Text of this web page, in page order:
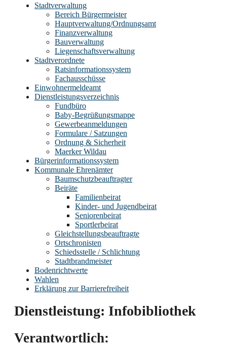
Stadtverwaltung
Bereich Bürgermeister
Hauptverwaltung/Ordnungsamt
Finanzverwaltung
Bauverwaltung
Liegenschaftsverwaltung
Stadtverordnete
Ratsinformationssystem
Fachausschüsse
Einwohnermeldeamt
Dienstleistungsverzeichnis
Fundbüro
Baby-Begrüßungsmappe
Gewerbeanmeldungen
Formulare / Satzungen
Ordnung & Sicherheit
Maerker Wildau
Bürgerinformationssystem
Kommunale Ehrenämter
Baumschutzbeauftragter
Beiräte
Familienbeirat
Kinder- und Jugendbeirat
Seniorenbeirat
Sportlerbeirat
Gleichstellungsbeauftragte
Ortschronisten
Schiedsstelle / Schlichtung
Stadtbrandmeister
Bodenrichtwerte
Wahlen
Erklärung zur Barrierefreiheit
Dienstleistung: Infobibliothek
Verantwortlich: